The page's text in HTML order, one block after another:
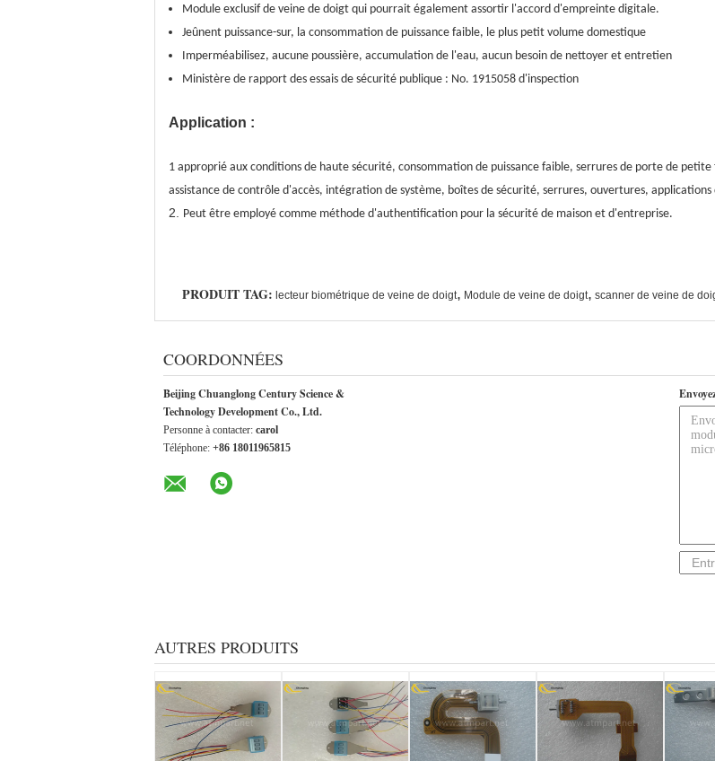
Module exclusif de veine de doigt qui pourrait également assortir l'accord d'empreinte digitale.
Jeûnent puissance-sur, la consommation de puissance faible, le plus petit volume domestique
Imperméabilisez, aucune poussière, accumulation de l'eau, aucun besoin de nettoyer et entretien
Ministère de rapport des essais de sécurité publique : No. 1915058 d'inspection
Application :
1 approprié aux conditions de haute sécurité, consommation de puissance faible, serrures de porte de
assistance de contrôle d'accès, intégration de système, boîtes de sécurité, serrures, ouvertures, applications
2. Peut être employé comme méthode d'authentification pour la sécurité de maison et d'entreprise.
PRODUIT TAG: lecteur biométrique de veine de doigt, Module de veine de doigt, scanner de veine de
COORDONNÉES
Beijing Chuanglong Century Science &
Technology Development Co., Ltd.
Personne à contacter: carol
Téléphone: +86 18011965815
AUTRES PRODUITS